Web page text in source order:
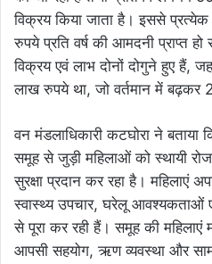
विक्रय किया जाता है। इससे
रुपये प्रति वर्ष की आमदनी प्राप्त हो
विक्रय एवं लाभ दोनों दोगुने हुए हैं,
लाख रुपये था, जो वर्तमान में बढ़कर
वन मंडलाधिकारी कटघोरा ने
समूह से जुड़ी महिलाओं को स्थायी
सुरक्षा प्रदान कर रहा है। महिलाएं
स्वास्थ्य उपचार, घरेलू आवश्यकताओं
से पूरा कर रही हैं। समूह की
आपसी सहयोग, ऋण व्यवस्था और